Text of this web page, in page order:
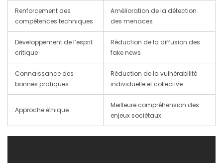
Renforcement des
compétences techniques
Amélioration de la détection
des menaces
Développement de l’esprit
critique
Réduction de la diffusion des
fake news
Connaissance des
bonnes pratiques
Réduction de la vulnérabilité
individuelle et collective
Approche éthique
Meilleure compréhension des
enjeux sociétaux